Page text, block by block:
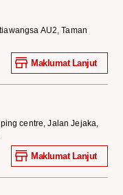
AU2, Taman
Maklumat Lanjut
centre, Jalan Jejaka,
Maklumat Lanjut